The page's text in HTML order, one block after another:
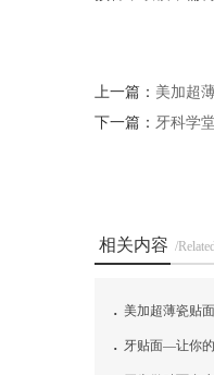
上一篇： 美加超
下一篇： 牙科学
相关内容 /
. 美加超薄瓷贴
. 牙贴面—让你